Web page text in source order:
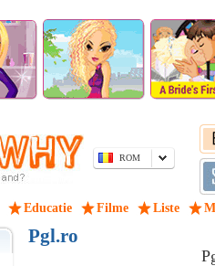
ROM
Educatie Filme Liste
Pgl.ro